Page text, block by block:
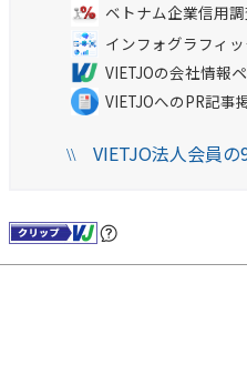
ベトナム企業信用
インフォグラフィ
VIETJOの会社情報
VIETJOへのPR記事
\\VIETJO法人会員の